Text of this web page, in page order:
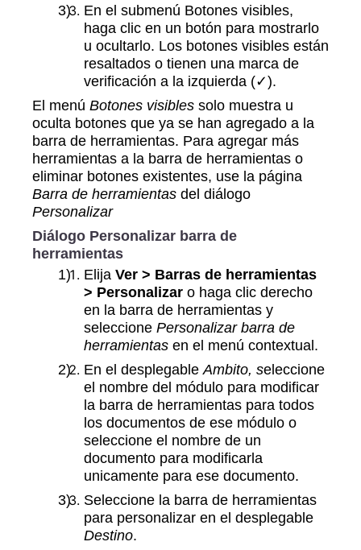
En el submenú Botones visibles,
haga clic en un botón para mostrarlo
u ocultarlo. Los botones visibles están
resaltados o tienen una marca de
verificación a la izquierda (✓).
El menú Botones visibles solo muestra u
oculta botones que ya se han agregado a la
barra de herramientas. Para agregar más
herramientas a la barra de herramientas o
eliminar botones existentes, use la página
Barra de herramientas del diálogo
Personalizar
Diálogo Personalizar barra de
herramientas
Elija Ver > Barras de herramientas
> Personalizar o haga clic derecho
en la barra de herramientas y
seleccione Personalizar barra de
herramientas en el menú contextual.
En el desplegable Ambito, seleccione
el nombre del módulo para modificar
la barra de herramientas para todos
los documentos de ese módulo o
seleccione el nombre de un
documento para modificarla
unicamente para ese documento.
Seleccione la barra de herramientas
para personalizar en el desplegable
Destino.